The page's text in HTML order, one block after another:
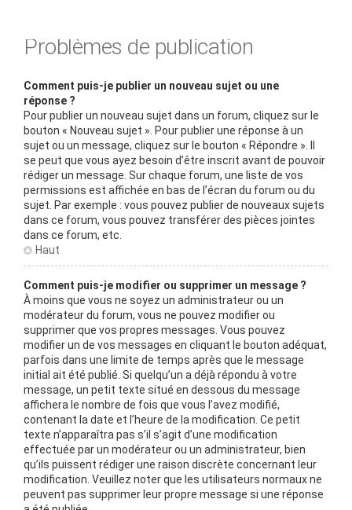
Problèmes de publication
Comment puis-je publier un nouveau sujet ou une
réponse ?
Pour publier un nouveau sujet dans un forum, cliquez sur le
bouton « Nouveau sujet ». Pour publier une réponse à un
sujet ou un message, cliquez sur le bouton « Répondre ». Il
se peut que vous ayez besoin d’être inscrit avant de pouvoir
rédiger un message. Sur chaque forum, une liste de vos
permissions est affichée en bas de l’écran du forum ou du
sujet. Par exemple : vous pouvez publier de nouveaux sujets
dans ce forum, vous pouvez transférer des pièces jointes
dans ce forum, etc.
Haut
Comment puis-je modifier ou supprimer un message ?
À moins que vous ne soyez un administrateur ou un
modérateur du forum, vous ne pouvez modifier ou
supprimer que vos propres messages. Vous pouvez
modifier un de vos messages en cliquant le bouton adéquat,
parfois dans une limite de temps après que le message
initial ait été publié. Si quelqu’un a déjà répondu à votre
message, un petit texte situé en dessous du message
affichera le nombre de fois que vous l’avez modifié,
contenant la date et l’heure de la modification. Ce petit
texte n’apparaîtra pas s’il s’agit d’une modification
effectuée par un modérateur ou un administrateur, bien
qu’ils puissent rédiger une raison discrète concernant leur
modification. Veuillez noter que les utilisateurs normaux ne
peuvent pas supprimer leur propre message si une réponse